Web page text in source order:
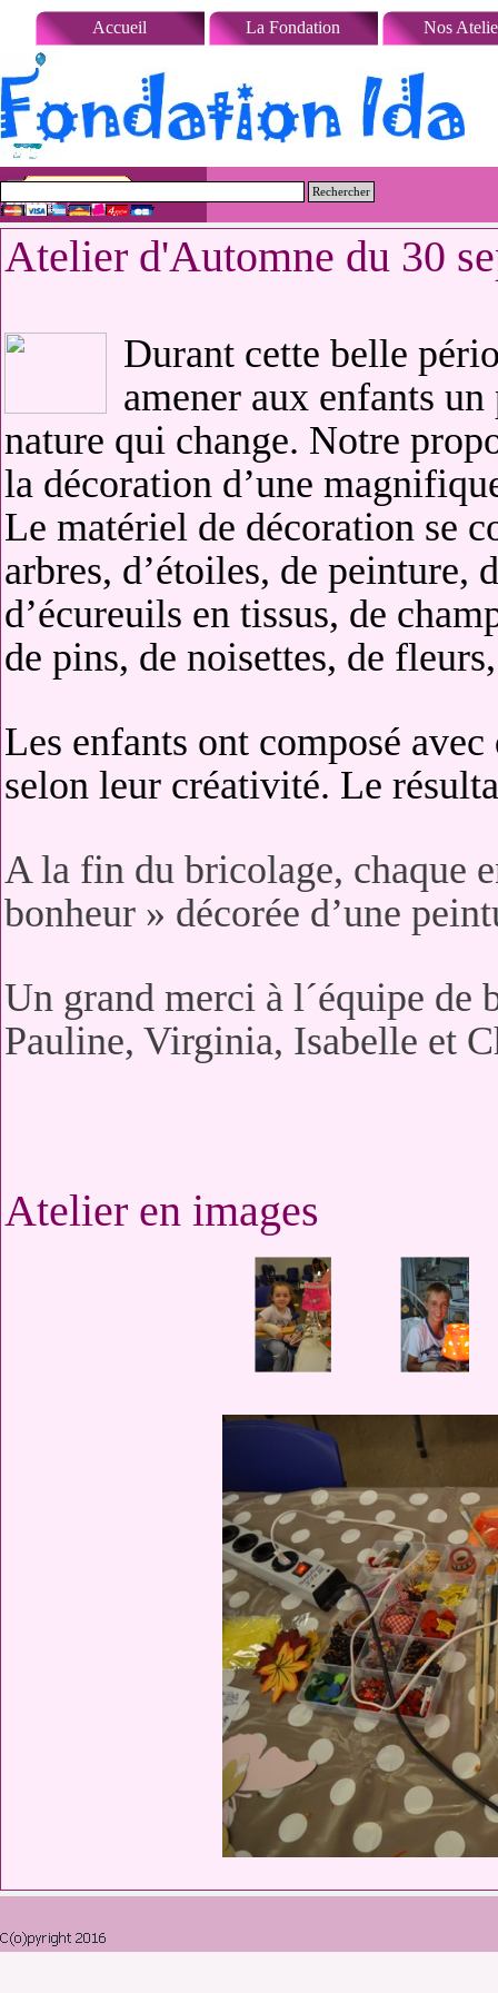
Aller au contenu
Rechercher
Accueil La Fondation Nos
Atelier d'Automne du 30
Durant cette belle
amener aux enfants
nature qui change. Notre
la décoration d’une
Le matériel de décoration se
arbres, d’étoiles, de peinture,
d’écureuils en tissus, de
de pins, de noisettes, de
Les enfants ont composé
selon leur créativité. Le
A la fin du bricolage, chaque
bonheur » décorée d’une
Un grand merci à l´équipe de
Pauline, Virginia, Isabelle et
Atelier en images